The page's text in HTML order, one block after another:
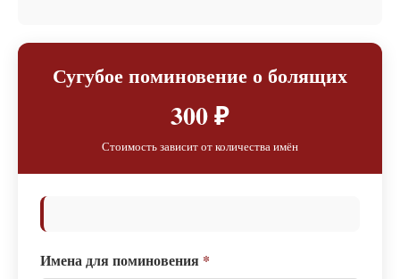
Сугубое поминовение о болящих
300 ₽
Стоимость зависит от количества имён
Имена для поминовения *